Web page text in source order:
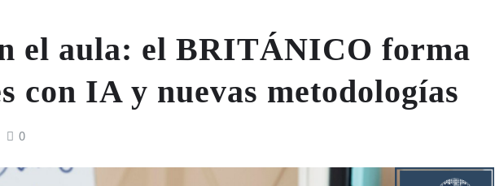
el aula: el BRITÁNICO forma
con IA y nuevas metodologías
0